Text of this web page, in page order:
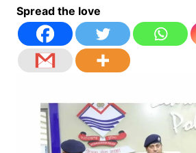
Spread the love